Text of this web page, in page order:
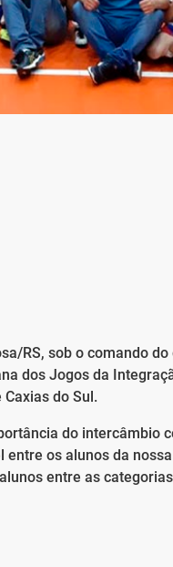
RS, sob o comando
dos Jogos da
do Sul.
do intercâmbio
os alunos da
entre as